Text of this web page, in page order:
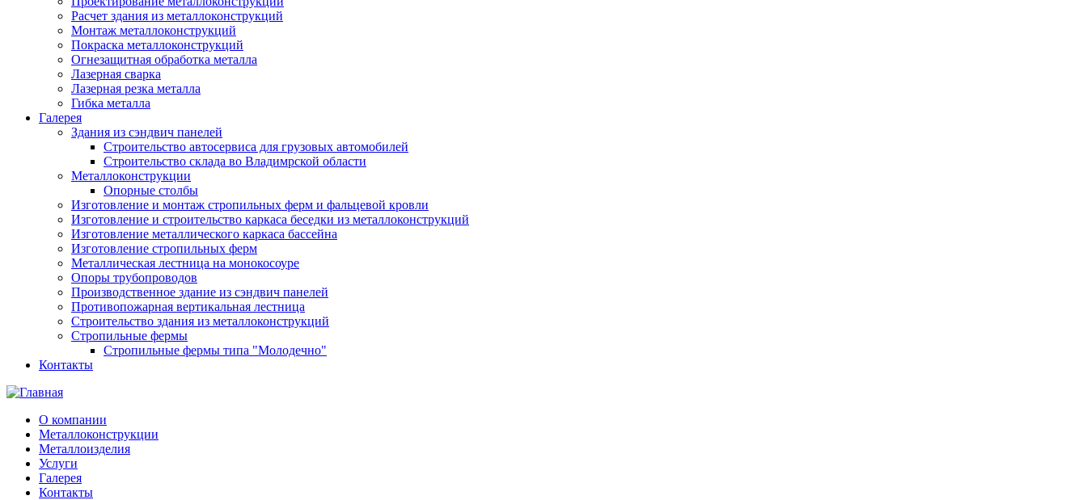
Расчет здания из металлоконструкций
Монтаж металлоконструкций
Покраска металлоконструкций
Огнезащитная обработка металла
Лазерная сварка
Лазерная резка металла
Гибка металла
Галерея
Здания из сэндвич панелей
Строительство автосервиса для грузовых автомобилей
Строительство склада во Владимрской области
Металлоконструкции
Опорные столбы
Изготовление и монтаж стропильных ферм и фальцевой кровли
Изготовление и строительство каркаса беседки из металлоконструкций
Изготовление металлического каркаса бассейна
Изготовление стропильных ферм
Металлическая лестница на монокосоуре
Опоры трубопроводов
Производственное здание из сэндвич панелей
Противопожарная вертикальная лестница
Строительство здания из металлоконструкций
Стропильные фермы
Стропильные фермы типа "Молодечно"
Контакты
О компании
Металлоконструкции
Металлоизделия
Услуги
Галерея
Контакты